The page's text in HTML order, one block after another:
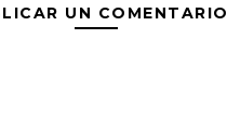
UN COMENTARIO